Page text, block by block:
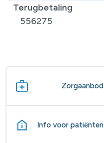
Terugbetaling
556275
Zorgaanbod
Info voor patiënten